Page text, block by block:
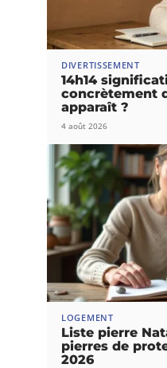
DIVERTISSEMENT
14h14
concrètement
apparaît ?
4 août 2026
LOGEMENT
Liste pierre
pierres de
2026